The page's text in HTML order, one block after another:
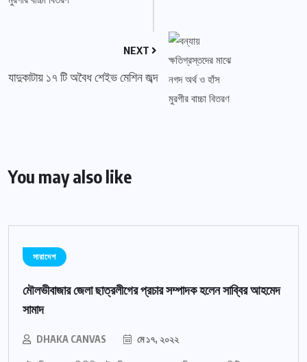
NEXT
যাদুকাটায় ১৭ টি অবৈধ শেইভ মেশিন জব্দ
You may also like
সারাদেশ
মৌলভীবাজার জেলা ছাত্রলীগের প্রচার সম্পাদক হলেন সাব্বির আহমেদ
সামাদ
DHAKA CANVAS মে ১৭, ২০২২